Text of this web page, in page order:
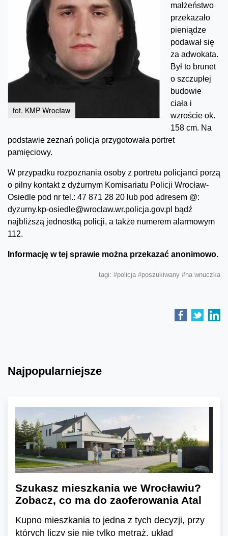
fot. KMP Wrocław
małżeństwo
przekazało
pieniądze
podawał się
za adwokata.
Był to brunet
o szczupłej
budowie
ciała i
wzroście ok.
158 cm. Na
podstawie zeznań policja przygotowała portret
pamięciowy.
W przypadku rozpoznania osoby z portretu policjanci porzą
o pilny kontakt z dyżurnym Komisariatu Policji Wrocław-
Osiedle pod nr tel.: 47 871 28 20 lub pod adresem @:
dyzurny.kp-osiedle@wroclaw.wr.policja.gov.pl bądź
najbliższą jednostką policji, a także numerem alarmowym
112.
Informację w tej sprawie można przekazać anonimowo.
tagi: #policja #poszukiwany #na wnuczka
Najpopularniejsze
Szukasz mieszkania we Wrocławiu?
Zobacz, co ma do zaoferowania Atal
Kupno mieszkania to jedna z tych decyzji, przy
których liczy się nie tylko metraż, układ